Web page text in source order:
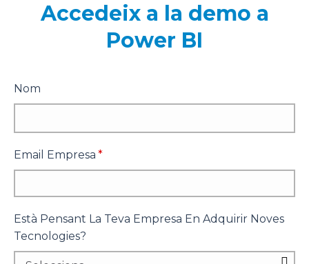
Accedeix a la demo a
Power BI
Nom
Email Empresa *
Està Pensant La Teva Empresa En Adquirir Noves
Tecnologies?